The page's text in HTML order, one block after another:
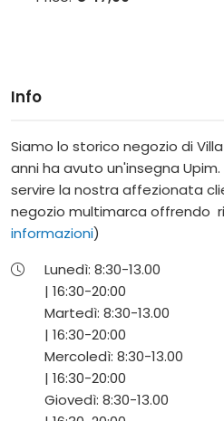
Info
Siamo lo storico negozio di
anni ha avuto un'insegna
servire la nostra affezionata
negozio multimarca offrendo
informazioni)
Lunedì:8:30-13.00
|16:30-20:00
Martedì:8:30-13.00
|16:30-20:00
Mercoledì:8:30-13.00
|16:30-20:00
Giovedì:8:30-13.00